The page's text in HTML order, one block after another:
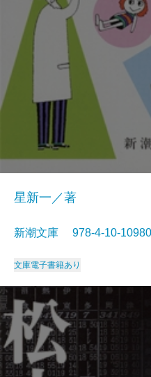
星新一／著
新潮文庫 978-4-10-
文庫電子書籍あり